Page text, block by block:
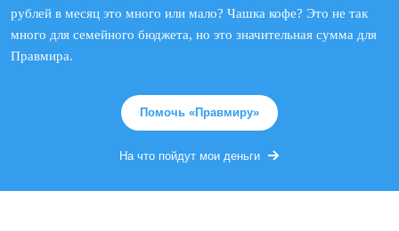
рублей в месяц это много или мало? Чашка кофе? Это не так
много для семейного бюджета, но это значительная сумма для
Правмира.
Помочь «Правмиру»
На что пойдут мои деньги